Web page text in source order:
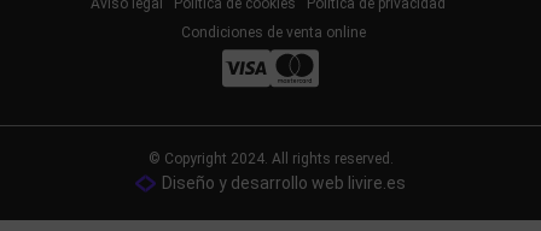
Condiciones de venta online
© Copyright 2024. All rights reserved.
Diseño y desarrollo web livire.es